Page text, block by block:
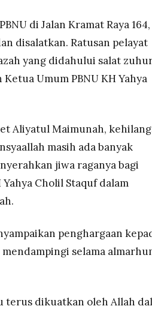
di Jalan Kramat Raya 164,
disalatkan. Ratusan pelayat
yang didahului salat
Umum PBNU KH Yahya
Aliyatul Maimunah,
masih ada banyak
jiwa raganya bagi
Yahya Cholil Staquf dalam
penghargaan
selama
terus dikuatkan oleh Allah